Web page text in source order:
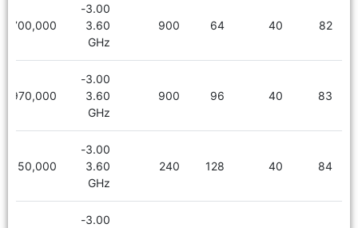
82
40
64
900
3.00-
3.60
GHz
5,700,000
83
40
96
900
3.00-
3.60
GHz
5,970,000
84
40
128
240
3.00-
3.60
GHz
6,150,000
3.00-